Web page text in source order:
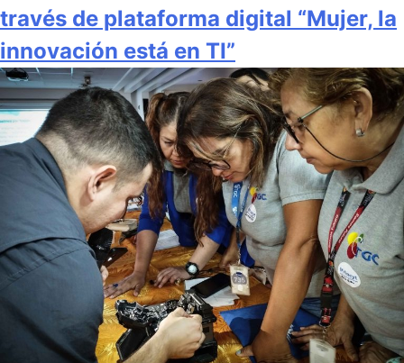
través de plataforma digital “Mujer, la
innovación está en TI”